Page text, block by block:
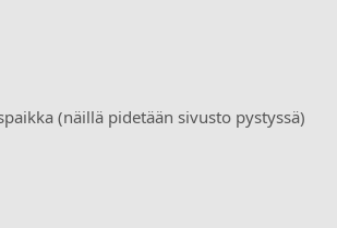
(näillä pidetään sivusto pystyssä)